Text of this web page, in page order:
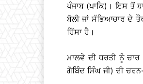
ਪੰਜਾਬ (ਪਾਕਿ)। ਇਸ ਤੋਂ
ਬੋਲੀ ਜਾਂ ਸੱਭਿਆਚਾਰ ਦੇ
ਹਿੱਸਾ ਹੈ।
ਮਾਲਵੇ ਦੀ ਧਰਤੀ ਨੂੰ
ਗੋਬਿੰਦ ਸਿੰਘ ਜੀ) ਦੀ